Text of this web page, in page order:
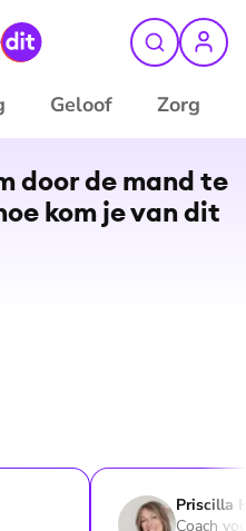
Geloof Zorg
©Pexels
door de mand te
kom je van dit
Priscilla
Coach